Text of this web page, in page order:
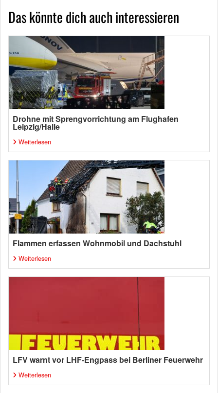
Das könnte dich auch interessieren
Drohne mit Sprengvorrichtung am Flughafen
Leipzig/Halle
Weiterlesen
Flammen erfassen Wohnmobil und Dachstuhl
Weiterlesen
LFV warnt vor LHF-Engpass bei Berliner Feuerwehr
Weiterlesen